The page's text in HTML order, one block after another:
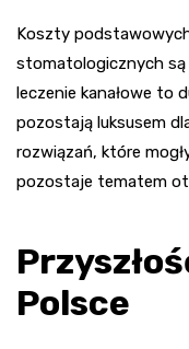
Koszty
stomatologicznych są
leczenie kanałowe to
pozostają luksusem
rozwiązań, które
pozostaje tematem
Polsce